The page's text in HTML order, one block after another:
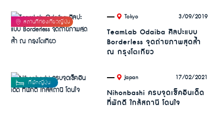
. Tokyo 3/09/2019
TeamLab Odaiba ศิลปะแบบ
Borderless จุดถ่ายภาพสุดล้ำ
ณ กรุงโตเกียว
. Japan 17/02/2021
Nihonbashi ครบจุดเช็คอินเด็ด
ที่พักดี ใกล้สถานี โดนใจ